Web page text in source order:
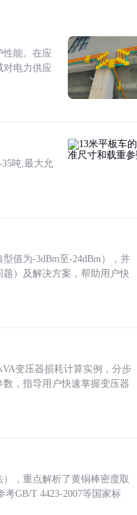
性能。在应
对电力供应
吨,最大允
值为-3dBm至-24dBm），并
）及解决方案，帮助用户快
变压器损耗计算实例，分步
，指导用户快速掌握变压器
，重点解析了黄铜棒密度取
GB/T 4423-2007等国家标